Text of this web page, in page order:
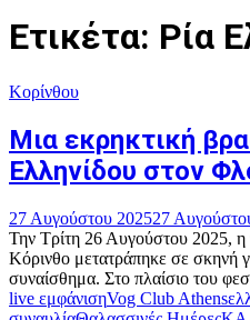
Ετικέτα: Ρία
Κορίνθου
Μια εκρηκτική
Ελληνίδου στον
27 Αυγούστου 202527
Την Τρίτη 26 Αυγούστου 2025, η
Κόρινθο μετατράπηκε σε σκηνή
συναίσθημα. Στο πλαίσιο του
live εμφάνισηVog Club Athens